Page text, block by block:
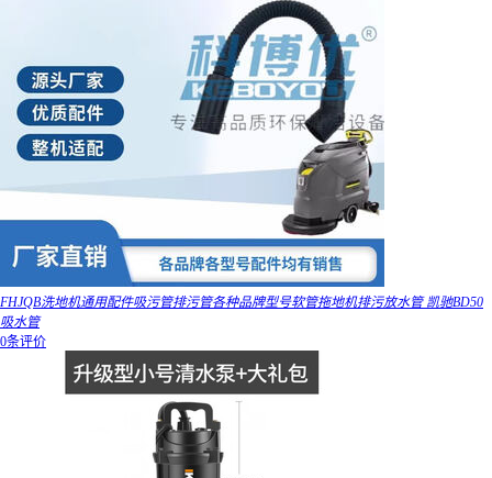
FHJQB洗地机通用配件吸污管排污管各种品牌型号软管拖地机排污放水管 凯驰BD50
吸水管
0条评价